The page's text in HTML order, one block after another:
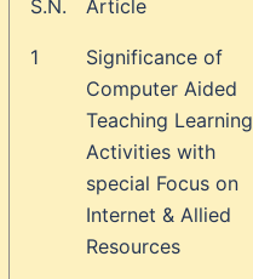
S.N. Article
1
Significance of
Computer Aided
Teaching Learning
Activities with
special Focus on
Internet & Allied
Resources